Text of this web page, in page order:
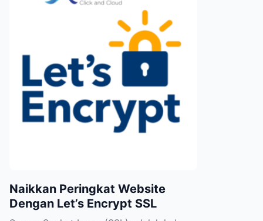
Naikkan Peringkat Website
Dengan Let’s Encrypt SSL